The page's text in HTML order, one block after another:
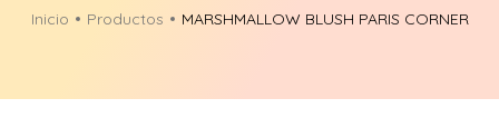
Inicio Productos MARSHMALLOW BLUSH PARIS CORNER